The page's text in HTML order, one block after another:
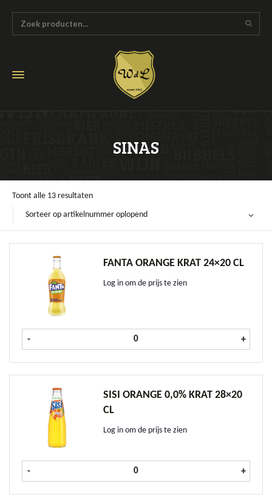
SINAS
Toont alle 13 resultaten
Sorteer op artikelnummer oplopend
FANTA ORANGE KRAT 24×20 CL
Log in om de prijs te zien
- Fanta Orange krat 24x20 cl aantal
+
SISI ORANGE 0,0% KRAT 28×20
CL
Log in om de prijs te zien
- Sisi Orange 0,0% krat 28x20 cl
+